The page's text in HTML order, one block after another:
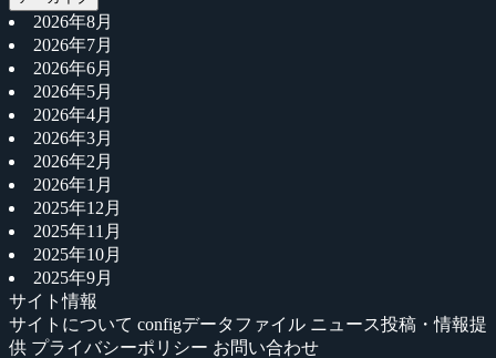
2026年8月
2026年7月
2026年6月
2026年5月
2026年4月
2026年3月
2026年2月
2026年1月
2025年12月
2025年11月
2025年10月
2025年9月
サイト情報
サイトについて configデータファイル ニュース投稿・情報提
供 プライバシーポリシー お問い合わせ